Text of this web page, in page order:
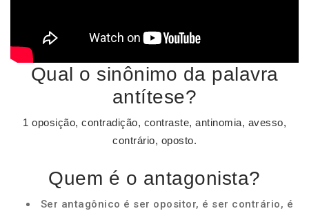
Qual o sinônimo da palavra
antítese?
1 oposição, contradição, contraste, antinomia, avesso,
contrário, oposto.
Quem é o antagonista?
Ser antagônico é ser opositor, é ser contrário, é